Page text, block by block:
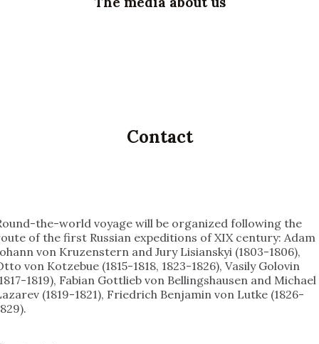
Contact
the-world voyage will be organized following the
of the first Russian expeditions of XIX century: Adam
von Kruzenstern and Jury Lisianskyi (1803-1806),
von Kotzebue (1815-1818, 1823-1826), Vasily Golovin
1819), Fabian Gottlieb von Bellingshausen and Michael
(1819-1821), Friedrich Benjamin von Lutke (1826-